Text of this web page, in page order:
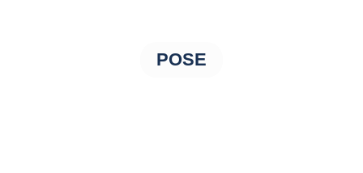
POSE